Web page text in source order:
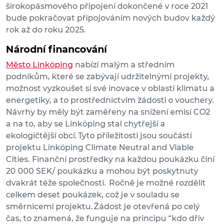
širokopásmového připojení dokončené v roce 2021
bude pokračovat připojováním nových budov každý
rok až do roku 2025.
Národní financování
Město Linköping nabízí malým a středním
podnikům, které se zabývají udržitelnými projekty,
možnost vyzkoušet si své inovace v oblasti klimatu a
energetiky, a to prostřednictvím žádosti o vouchery.
Návrhy by měly být zaměřeny na snížení emisí CO2
a na to, aby se Linköping stal chytřejší a
ekologičtější obcí. Tyto příležitosti jsou součástí
projektu Linköping Climate Neutral and Viable
Cities. Finanční prostředky na každou poukázku činí
20 000 SEK/ poukázku a mohou být poskytnuty
dvakrát téže společnosti. Ročně je možné rozdělit
celkem deset poukázek, což je v souladu se
směrnicemi projektu. Žádost je otevřená po celý
čas, to znamená, že funguje na principu “kdo dřív